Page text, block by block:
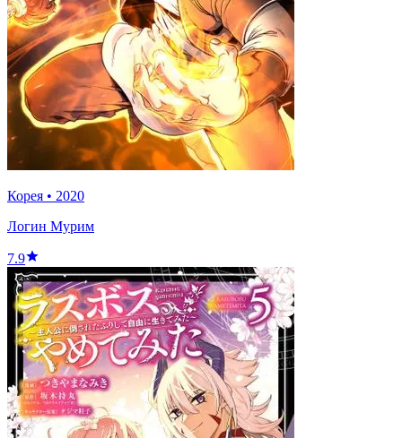
Корея • 2020
Логин Мурим
7.9